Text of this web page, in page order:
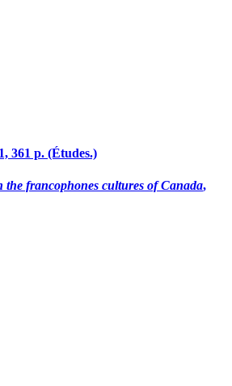
361 p. (Études.)
the francophones cultures of Canada,